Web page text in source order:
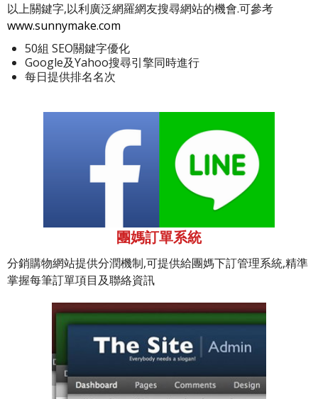
以上關鍵字,以利廣泛網羅網友搜尋網站的機會.可參考
www.sunnymake.com
50組 SEO關鍵字優化
Google及Yahoo搜尋引擎同時進行
每日提供排名名次
團媽訂單系統
分銷購物網站提供分潤機制,可提供給團媽下訂管理系統,精準
掌握每筆訂單項目及聯絡資訊